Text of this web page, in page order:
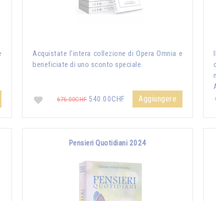
Acquistate l'intera collezione di Opera Omnia e
beneficiate di uno sconto speciale.
676.00CHF540.00CHF Aggiungere
Pensieri Quotidiani 2024